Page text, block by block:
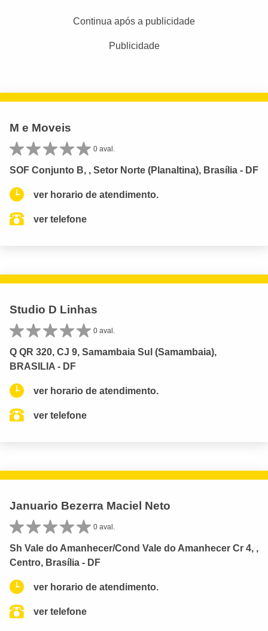
Continua após a publicidade
Publicidade
M e Moveis
0 aval.
SOF Conjunto B, , Setor Norte (Planaltina), Brasília - DF
ver horario de atendimento.
ver telefone
Studio D Linhas
0 aval.
Q QR 320, CJ 9, Samambaia Sul (Samambaia),
BRASILIA - DF
ver horario de atendimento.
ver telefone
Januario Bezerra Maciel Neto
0 aval.
Sh Vale do Amanhecer/Cond Vale do Amanhecer Cr 4, ,
Centro, Brasília - DF
ver horario de atendimento.
ver telefone